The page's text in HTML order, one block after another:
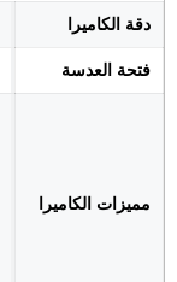
دقة الكاميرا
فتحة العدسة
مميزات الكاميرا